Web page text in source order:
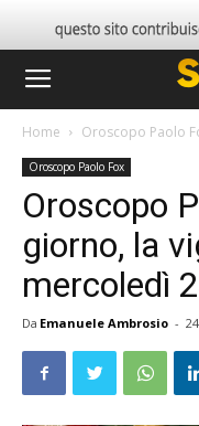
Home Oroscopo Paolo
Oroscopo Paolo Fox
Oroscopo
giorno, la
mercoledì
Da Emanuele Ambrosio -